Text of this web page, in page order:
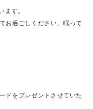
ます。
お過ごしください。眠って
ドをプレゼントさせていた